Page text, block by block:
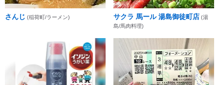
さんじ (稲荷町/ラーメン) サクラ 馬ール 湯島御徒町店 (湯
島/馬肉料理)